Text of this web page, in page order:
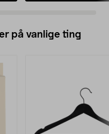
på vanlige ting